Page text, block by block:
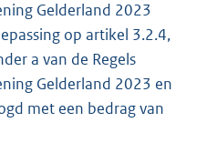
Gelderland 2023
op artikel 3.2.4,
a van de Regels
Gelderland 2023 en
met een bedrag van